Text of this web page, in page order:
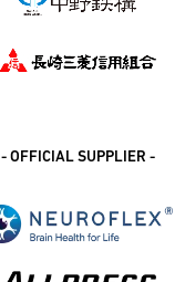
- OFFICIAL SUPPLIER -